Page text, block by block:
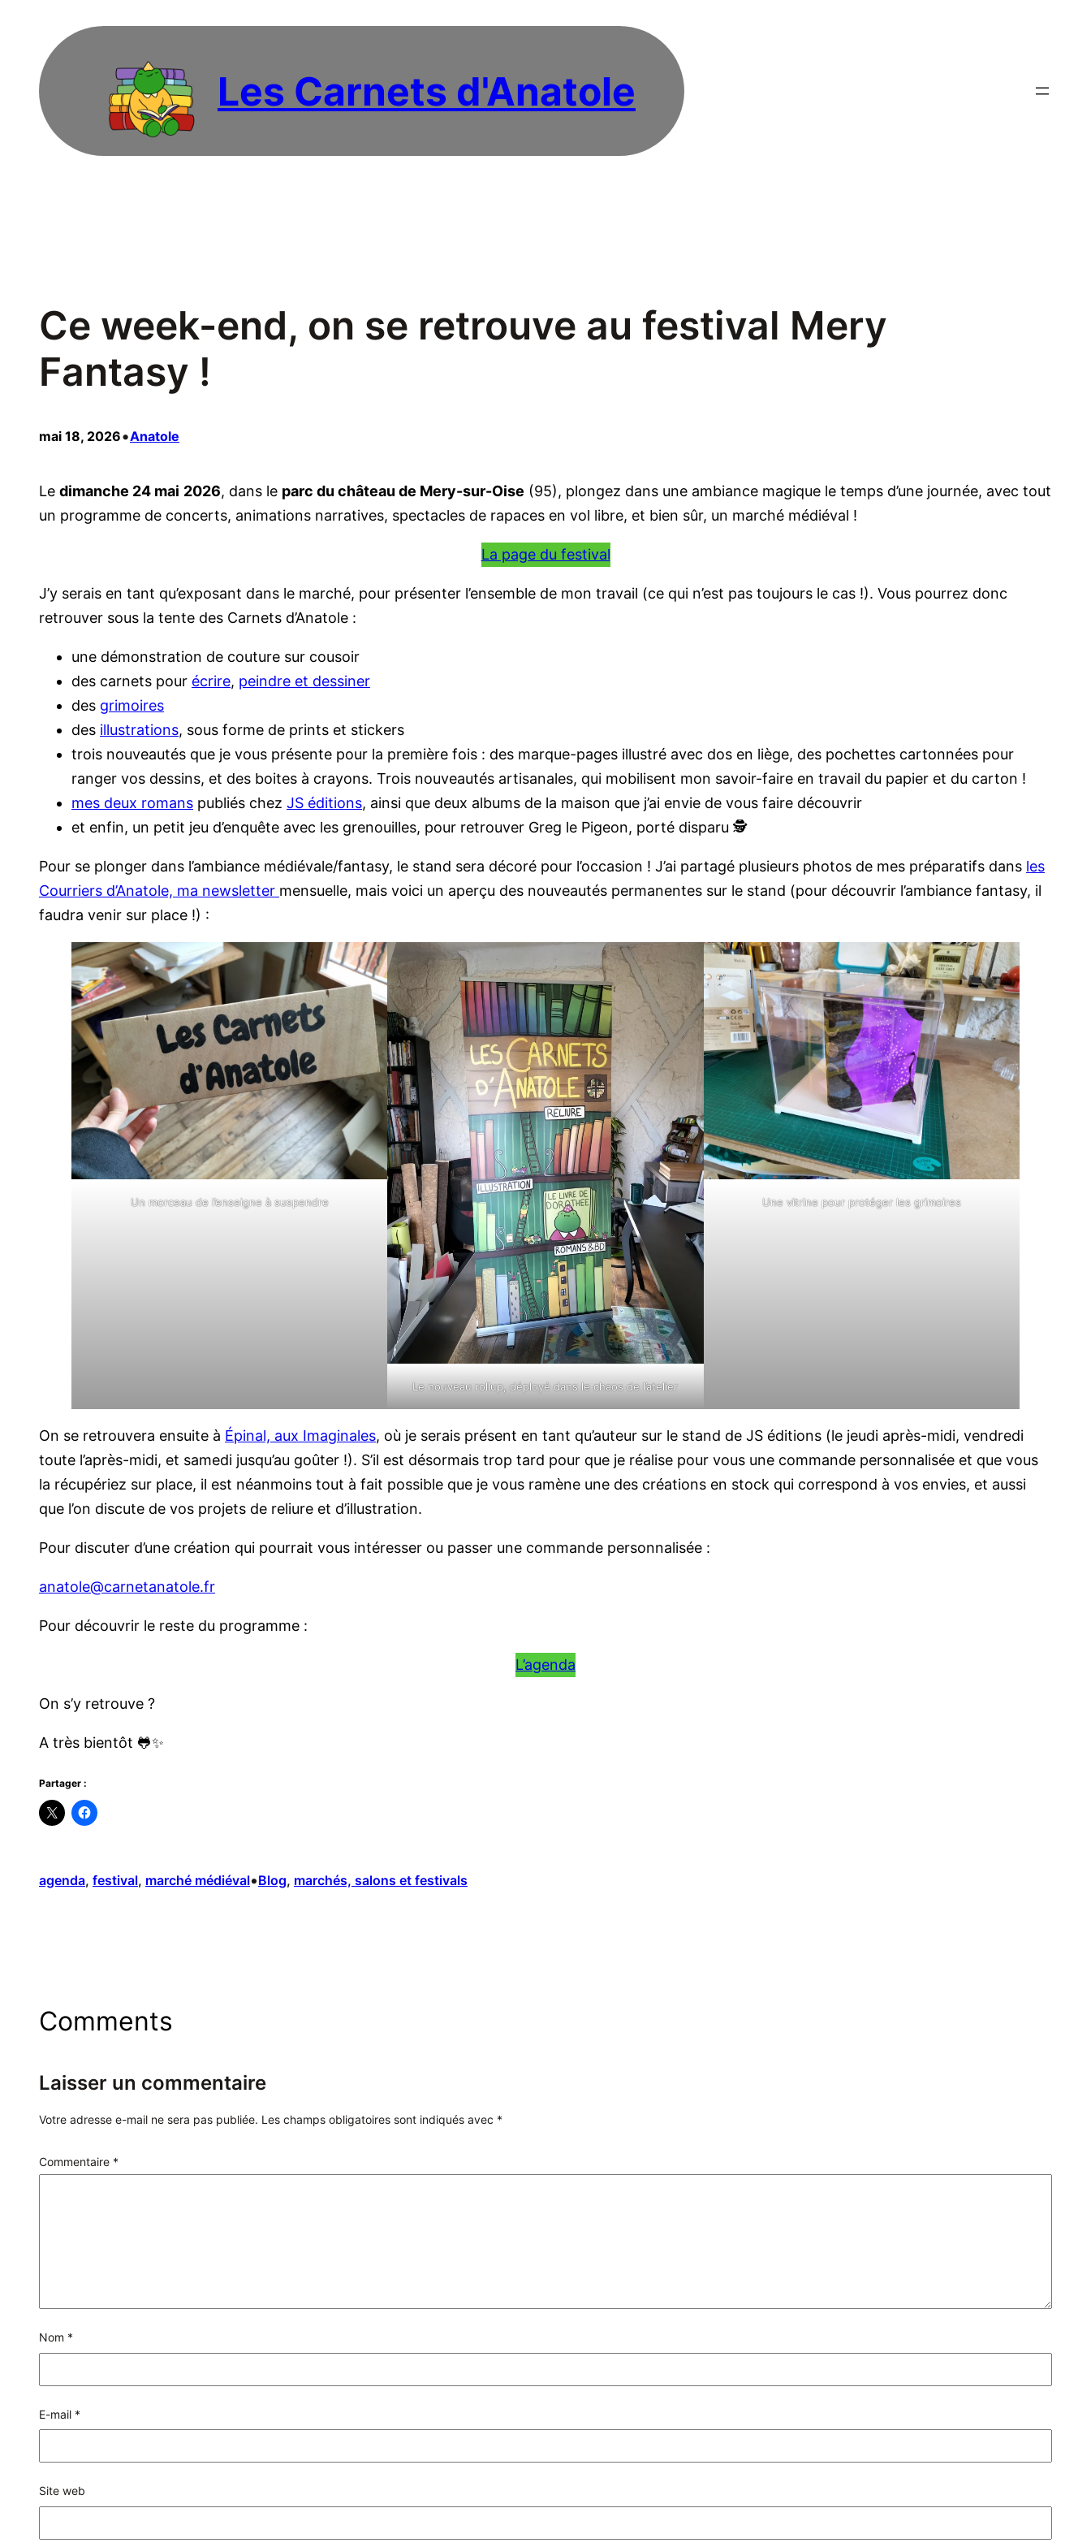
contenu
Les Carnets d'Anatole
Ce week-end, on se retrouve au festival Mery
Fantasy !
mai 18, 2026•Anatole
Le dimanche 24 mai 2026, dans le parc du château de Mery-sur-Oise (95), plongez dans une ambiance magique le temps d’une journée, avec tout
un programme de concerts, animations narratives, spectacles de rapaces en vol libre, et bien sûr, un marché médiéval !
La page du festival
J’y serais en tant qu’exposant dans le marché, pour présenter l’ensemble de mon travail (ce qui n’est pas toujours le cas !). Vous pourrez donc
retrouver sous la tente des Carnets d’Anatole :
une démonstration de couture sur cousoir
des carnets pour écrire, peindre et dessiner
des grimoires
des illustrations, sous forme de prints et stickers
trois nouveautés que je vous présente pour la première fois : des marque-pages illustré avec dos en liège, des pochettes cartonnées pour
ranger vos dessins, et des boites à crayons. Trois nouveautés artisanales, qui mobilisent mon savoir-faire en travail du papier et du carton !
mes deux romans publiés chez JS éditions, ainsi que deux albums de la maison que j’ai envie de vous faire découvrir
et enfin, un petit jeu d’enquête avec les grenouilles, pour retrouver Greg le Pigeon, porté disparu 🕵️
Pour se plonger dans l’ambiance médiévale/fantasy, le stand sera décoré pour l’occasion ! J’ai partagé plusieurs photos de mes préparatifs dans les
Courriers d’Anatole, ma newsletter mensuelle, mais voici un aperçu des nouveautés permanentes sur le stand (pour découvrir l’ambiance fantasy, il
faudra venir sur place !) :
Un morceau de l’enseigne à suspendre
Le nouveau rollup, déployé dans le chaos de l’atelier
Une vitrine pour protéger les grimoires
On se retrouvera ensuite à Épinal, aux Imaginales, où je serais présent en tant qu’auteur sur le stand de JS éditions (le jeudi après-midi, vendredi
toute l’après-midi, et samedi jusqu’au goûter !). S’il est désormais trop tard pour que je réalise pour vous une commande personnalisée et que vous
la récupériez sur place, il est néanmoins tout à fait possible que je vous ramène une des créations en stock qui correspond à vos envies, et aussi
que l’on discute de vos projets de reliure et d’illustration.
Pour discuter d’une création qui pourrait vous intéresser ou passer une commande personnalisée :
anatole@carnetanatole.fr
Pour découvrir le reste du programme :
L’agenda
On s’y retrouve ?
A très bientôt 🐸✨
Partager :
agenda, festival, marché médiéval•Blog, marchés, salons et festivals
Comments
Laisser un commentaire
Votre adresse e-mail ne sera pas publiée. Les champs obligatoires sont indiqués avec *
Commentaire *
Nom *
E-mail *
Site web